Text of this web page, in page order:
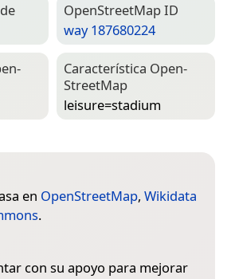
Open­Street­Map ID
way 187680224
Característica Open­
Street­Map
leisure=­stadium
en OpenStreetMap, Wikidata
.
con su apoyo para mejorar